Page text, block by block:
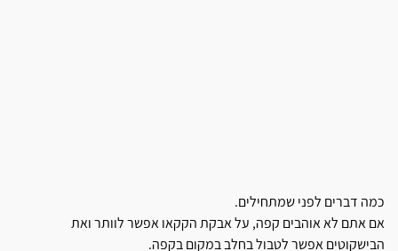
כמה דברים לפני שמתחילים.
אם אתם לא אוהבים קפה, על אבקת הקקאו אפשר לוותר ואת
הבישקוטים אפשר לטבול בחלב במקום בקפה.